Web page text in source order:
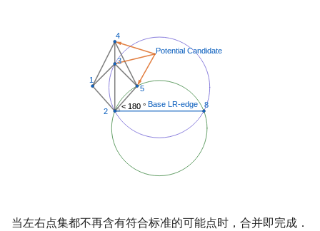
当左右点集都不再含有符合标准的可能点时，合并即完成．